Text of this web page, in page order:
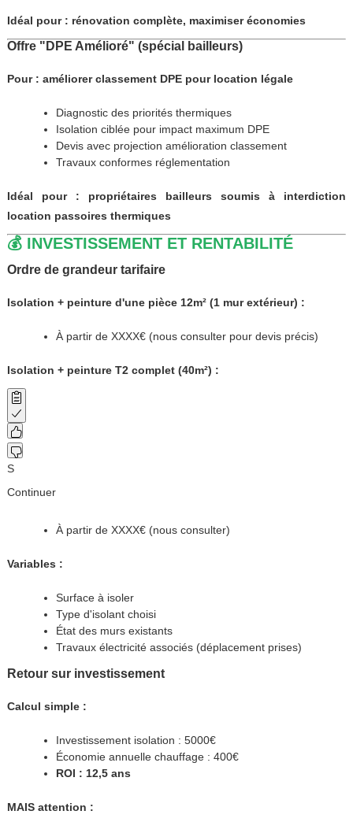
Idéal pour : rénovation complète, maximiser économies
Offre "DPE Amélioré" (spécial bailleurs)
Pour : améliorer classement DPE pour location légale
Diagnostic des priorités thermiques
Isolation ciblée pour impact maximum DPE
Devis avec projection amélioration classement
Travaux conformes réglementation
Idéal pour : propriétaires bailleurs soumis à interdiction
location passoires thermiques
💰 INVESTISSEMENT ET RENTABILITÉ
Ordre de grandeur tarifaire
Isolation + peinture d'une pièce 12m² (1 mur extérieur) :
À partir de XXXX€ (nous consulter pour devis précis)
Isolation + peinture T2 complet (40m²) :
S
Continuer
À partir de XXXX€ (nous consulter)
Variables :
Surface à isoler
Type d'isolant choisi
État des murs existants
Travaux électricité associés (déplacement prises)
Retour sur investissement
Calcul simple :
Investissement isolation : 5000€
Économie annuelle chauffage : 400€
ROI : 12,5 ans
MAIS attention :